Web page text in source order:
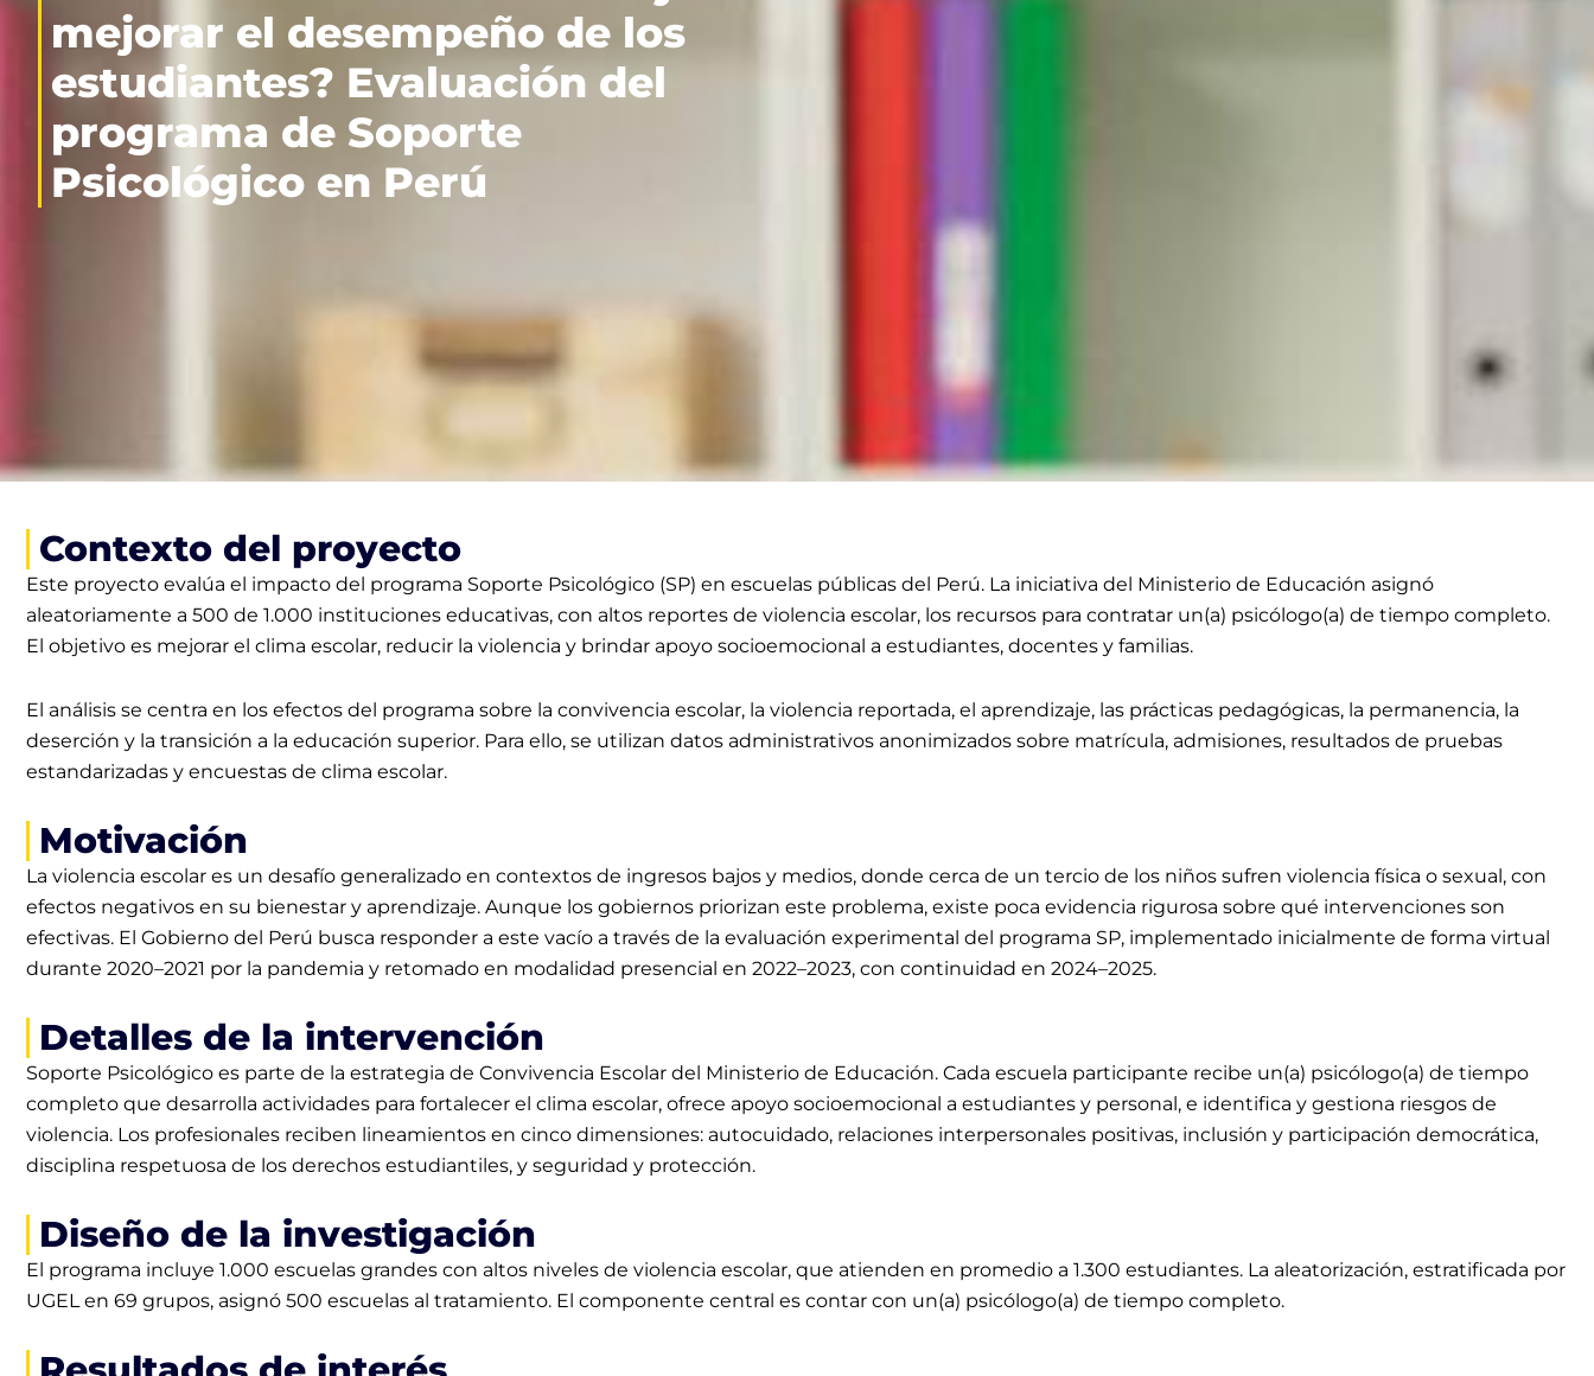
mejorar el desempeño de los
estudiantes? Evaluación del
programa de Soporte
Psicológico en Perú
Contexto del proyecto
Este proyecto evalúa el impacto del programa Soporte Psicológico (SP) en escuelas públicas del Perú. La iniciativa del Ministerio de Educación asignó
aleatoriamente a 500 de 1.000 instituciones educativas, con altos reportes de violencia escolar, los recursos para contratar un(a) psicólogo(a) de tiempo completo.
El objetivo es mejorar el clima escolar, reducir la violencia y brindar apoyo socioemocional a estudiantes, docentes y familias.
El análisis se centra en los efectos del programa sobre la convivencia escolar, la violencia reportada, el aprendizaje, las prácticas pedagógicas, la permanencia, la
deserción y la transición a la educación superior. Para ello, se utilizan datos administrativos anonimizados sobre matrícula, admisiones, resultados de pruebas
estandarizadas y encuestas de clima escolar.
Motivación
La violencia escolar es un desafío generalizado en contextos de ingresos bajos y medios, donde cerca de un tercio de los niños sufren violencia física o sexual, con
efectos negativos en su bienestar y aprendizaje. Aunque los gobiernos priorizan este problema, existe poca evidencia rigurosa sobre qué intervenciones son
efectivas. El Gobierno del Perú busca responder a este vacío a través de la evaluación experimental del programa SP, implementado inicialmente de forma virtual
durante 2020–2021 por la pandemia y retomado en modalidad presencial en 2022–2023, con continuidad en 2024–2025.
Detalles de la intervención
Soporte Psicológico es parte de la estrategia de Convivencia Escolar del Ministerio de Educación. Cada escuela participante recibe un(a) psicólogo(a) de tiempo
completo que desarrolla actividades para fortalecer el clima escolar, ofrece apoyo socioemocional a estudiantes y personal, e identifica y gestiona riesgos de
violencia. Los profesionales reciben lineamientos en cinco dimensiones: autocuidado, relaciones interpersonales positivas, inclusión y participación democrática,
disciplina respetuosa de los derechos estudiantiles, y seguridad y protección.
Diseño de la investigación
El programa incluye 1.000 escuelas grandes con altos niveles de violencia escolar, que atienden en promedio a 1.300 estudiantes. La aleatorización, estratificada por
UGEL en 69 grupos, asignó 500 escuelas al tratamiento. El componente central es contar con un(a) psicólogo(a) de tiempo completo.